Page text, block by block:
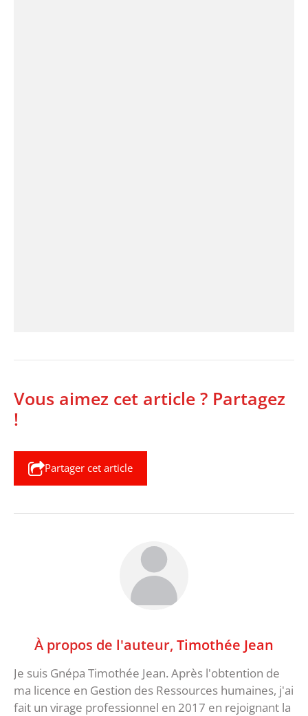
Vous aimez cet article ? Partagez
!
Partager cet article
À propos de l'auteur, Timothée Jean
Je suis Gnépa Timothée Jean. Après l'obtention de
ma licence en Gestion des Ressources humaines, j'ai
fait un virage professionnel en 2017 en rejoignant la